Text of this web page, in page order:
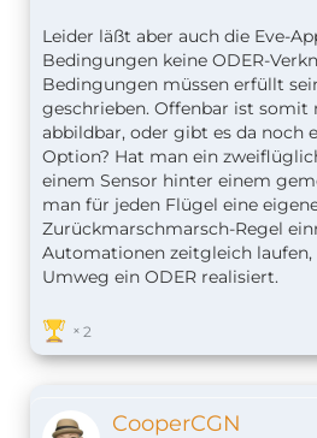
Leider läßt aber auch die Eve-
Bedingungen keine ODER-
Bedingungen müssen erfüllt
geschrieben. Offenbar ist somit
abbildbar, oder gibt es da noch
Option? Hat man ein
einem Sensor hinter einem
man für jeden Flügel eine
Zurückmarschmarsch-Regel
Automationen zeitgleich
Umweg ein ODER realisiert.
2
CooperCGN